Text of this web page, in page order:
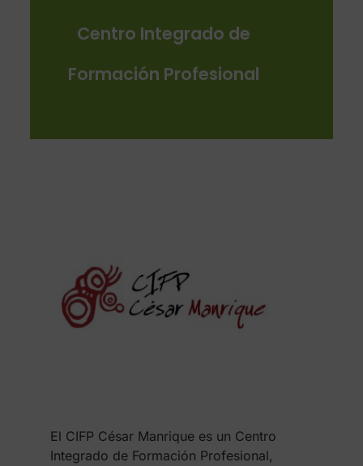
Centro Integrado de
Formación Profesional
El CIFP César Manrique es un Centro
Integrado de Formación Profesional,